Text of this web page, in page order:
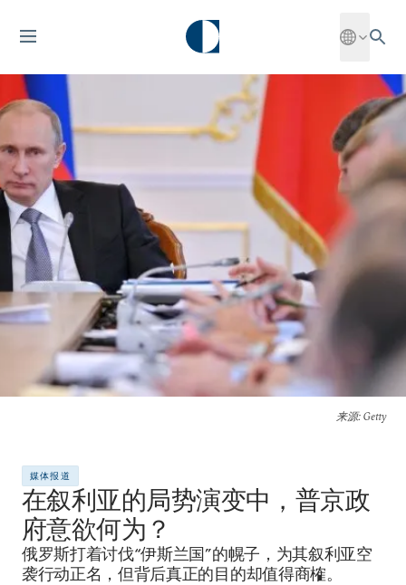
来源: Getty
媒体报道
在叙利亚的局势演变中，普京政
府意欲何为？
俄罗斯打着讨伐“伊斯兰国”的幌子，为其叙利亚空
袭行动正名，但背后真正的目的却值得商榷。